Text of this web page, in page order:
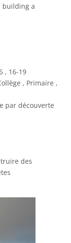
building a
Attribution 4.0
, 16-19
, Primaire ,
par découverte
des